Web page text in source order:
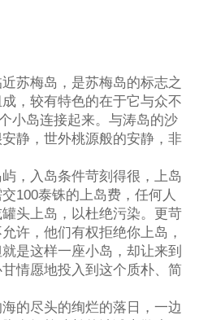
苏梅岛，是苏梅岛的标志之
，较有特色的在于它与众不
小岛连接起来。与涛岛的沙
静，世外桃源般的安静，非
，入岛条件苛刻得很，上岛
100泰铢的上岛费，任何人
头上岛，以杜绝污染。更苛
许，他们有权拒绝你上岛，
是这样一座小岛，却让来到
情愿地投入到这个质朴、简
的尽头的绚烂的落日，一边